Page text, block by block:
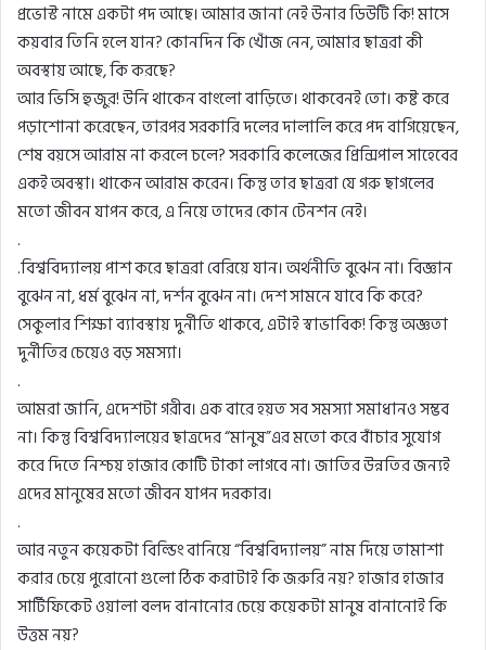
প্রভোস্ট নামে একটা পদ আছে। আমার জানা নেই উনার ডিউটি কি! মাসে
কয়বার তিনি হলে যান? কোনদিন কি খোঁজ নেন, আমার ছাত্ররা কী
অবস্থায় আছে, কি করছে?
আর ভিসি হুজুর! উনি থাকেন বাংলো বাড়িতে। থাকবেনই তো। কষ্ট করে
পড়াশোনা করেছেন, তারপর সরকারি দলের দালালি করে পদ বাগিয়েছেন,
শেষ বয়সে আরাম না করলে চলে? সরকারি কলেজের প্রিন্সিপাল সাহেবের
একই অবস্থা। থাকেন আরাম করেন। কিন্তু তার ছাত্ররা যে গরু ছাগলের
মতো জীবন যাপন করে, এ নিয়ে তাদের কোন টেনশন নেই।
.
.বিশ্ববিদ্যালয় পাশ করে ছাত্ররা বেরিয়ে যান। অর্থনীতি বুঝেন না। বিজ্ঞান
বুঝেন না, ধর্ম বুঝেন না, দর্শন বুঝেন না। দেশ সামনে যাবে কি করে?
সেকুলার শিক্ষা ব্যাবস্থায় দুর্নীতি থাকবে, এটাই স্বাভাবিক! কিন্তু অজ্ঞতা
দুর্নীতির চেয়েও বড় সমস্যা।
.
আমরা জানি, এদেশটা গরীব। এক বারে হয়ত সব সমস্যা সমাধানও সম্ভব
না। কিন্তু বিশ্ববিদ্যালয়ের ছাত্রদের “মানুষ”এর মতো করে বাঁচার সুযোগ
করে দিতে নিশ্চয় হাজার কোটি টাকা লাগবে না। জাতির উন্নতির জন্যই
এদের মানুষের মতো জীবন যাপন দরকার।
.
আর নতুন কয়েকটা বিল্ডিং বানিয়ে “বিশ্ববিদ্যালয়” নাম দিয়ে তামাশা
করার চেয়ে পুরোনো গুলো ঠিক করাটাই কি জরুরি নয়? হাজার হাজার
সার্টিফিকেট ওয়ালা বলদ বানানোর চেয়ে কয়েকটা মানুষ বানানোই কি
উত্তম নয়?